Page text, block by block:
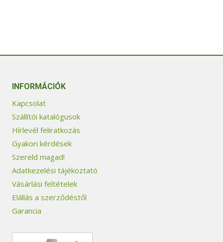
INFORMÁCIÓK
Kapcsolat
Szállítói katalógusok
Hírlevél feliratkozás
Gyakori kérdések
Szereld magad!
Adatkezelési tájékoztató
Vásárlási feltételek
Elállás a szerződéstől
Garancia